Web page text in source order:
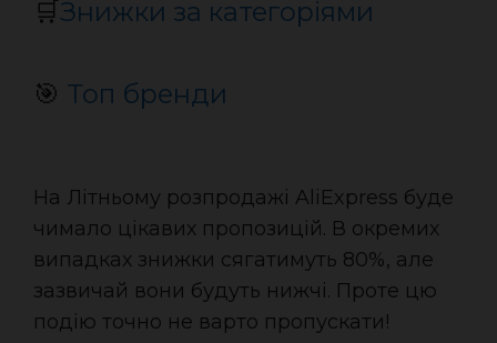
🛒Знижки за категоріями
🎯 Топ бренди
На Літньому розпродажі AliExpress буде
чимало цікавих пропозицій. В окремих
випадках знижки сягатимуть 80%, але
зазвичай вони будуть нижчі. Проте цю
подію точно не варто пропускати!